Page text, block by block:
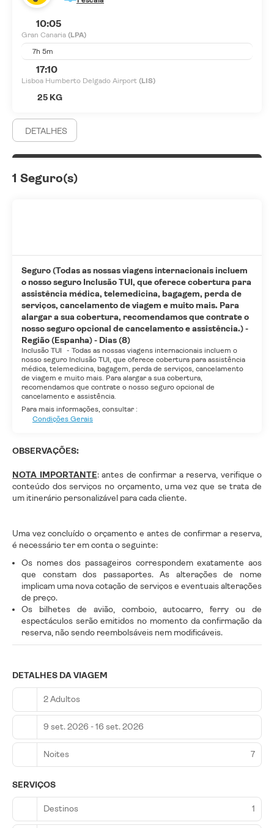
10:05
Gran Canaria (LPA)
7h 5m
17:10
Lisboa Humberto Delgado Airport (LIS)
25 KG
DETALHES
1 Seguro(s)
Seguro (Todas as nossas viagens internacionais incluem
o nosso seguro Inclusão TUI, que oferece cobertura para
assistência médica, telemedicina, bagagem, perda de
serviços, cancelamento de viagem e muito mais. Para
alargar a sua cobertura, recomendamos que contrate o
nosso seguro opcional de cancelamento e assistência.) -
Região (Espanha) - Dias (8)
Inclusão TUI - Todas as nossas viagens internacionais incluem o
nosso seguro Inclusão TUI, que oferece cobertura para assistência
médica, telemedicina, bagagem, perda de serviços, cancelamento
de viagem e muito mais. Para alargar a sua cobertura,
recomendamos que contrate o nosso seguro opcional de
cancelamento e assistência.
Para mais informações, consultar :
Condições Gerais
OBSERVAÇÕES:
NOTA IMPORTANTE: antes de confirmar a reserva, verifique o
conteúdo dos serviços no orçamento, uma vez que se trata de
um itinerário personalizável para cada cliente.
Uma vez concluído o orçamento e antes de confirmar a reserva,
é necessário ter em conta o seguinte:
Os nomes dos passageiros correspondem exatamente aos
que constam dos passaportes. As alterações de nome
implicam uma nova cotação de serviços e eventuais alterações
de preço.
Os bilhetes de avião, comboio, autocarro, ferry ou de
espectáculos serão emitidos no momento da confirmação da
reserva, não sendo reembolsáveis nem modificáveis.
DETALHES DA VIAGEM
2 Adultos
9 set. 2026 - 16 set. 2026
Noites 7
SERVIÇOS
Destinos 1